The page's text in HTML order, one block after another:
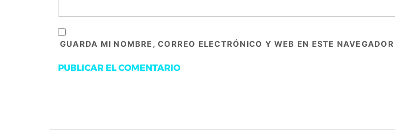
GUARDA MI NOMBRE, CORREO ELECTRÓNICO Y WEB EN ESTE